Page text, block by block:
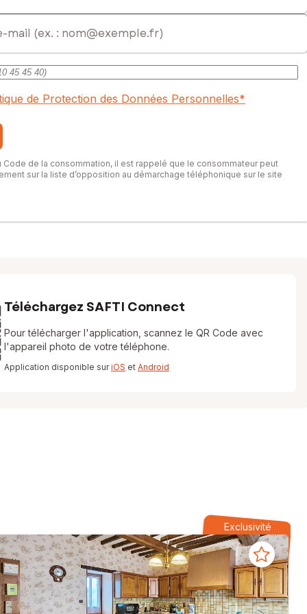
de Protection des Données Personnelles*
Code de la consommation, il est rappelé que le consommateur peut
sur la liste d’opposition au démarchage téléphonique sur le site
Téléchargez SAFTI Connect
Pour télécharger l'application, scannez le QR Code avec
l'appareil photo de votre téléphone.
Application disponible suriOS et Android
Exclusivité